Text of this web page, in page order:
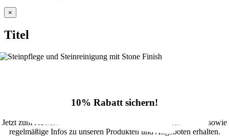
Close
product
view
×
Titel
10% Rabatt sichern!
Jetzt zum Newsletter anmelden und 10% Rabatt im Onlineshop sowie
regelmäßige Infos zu unseren Produkten und Angeboten erhalten.